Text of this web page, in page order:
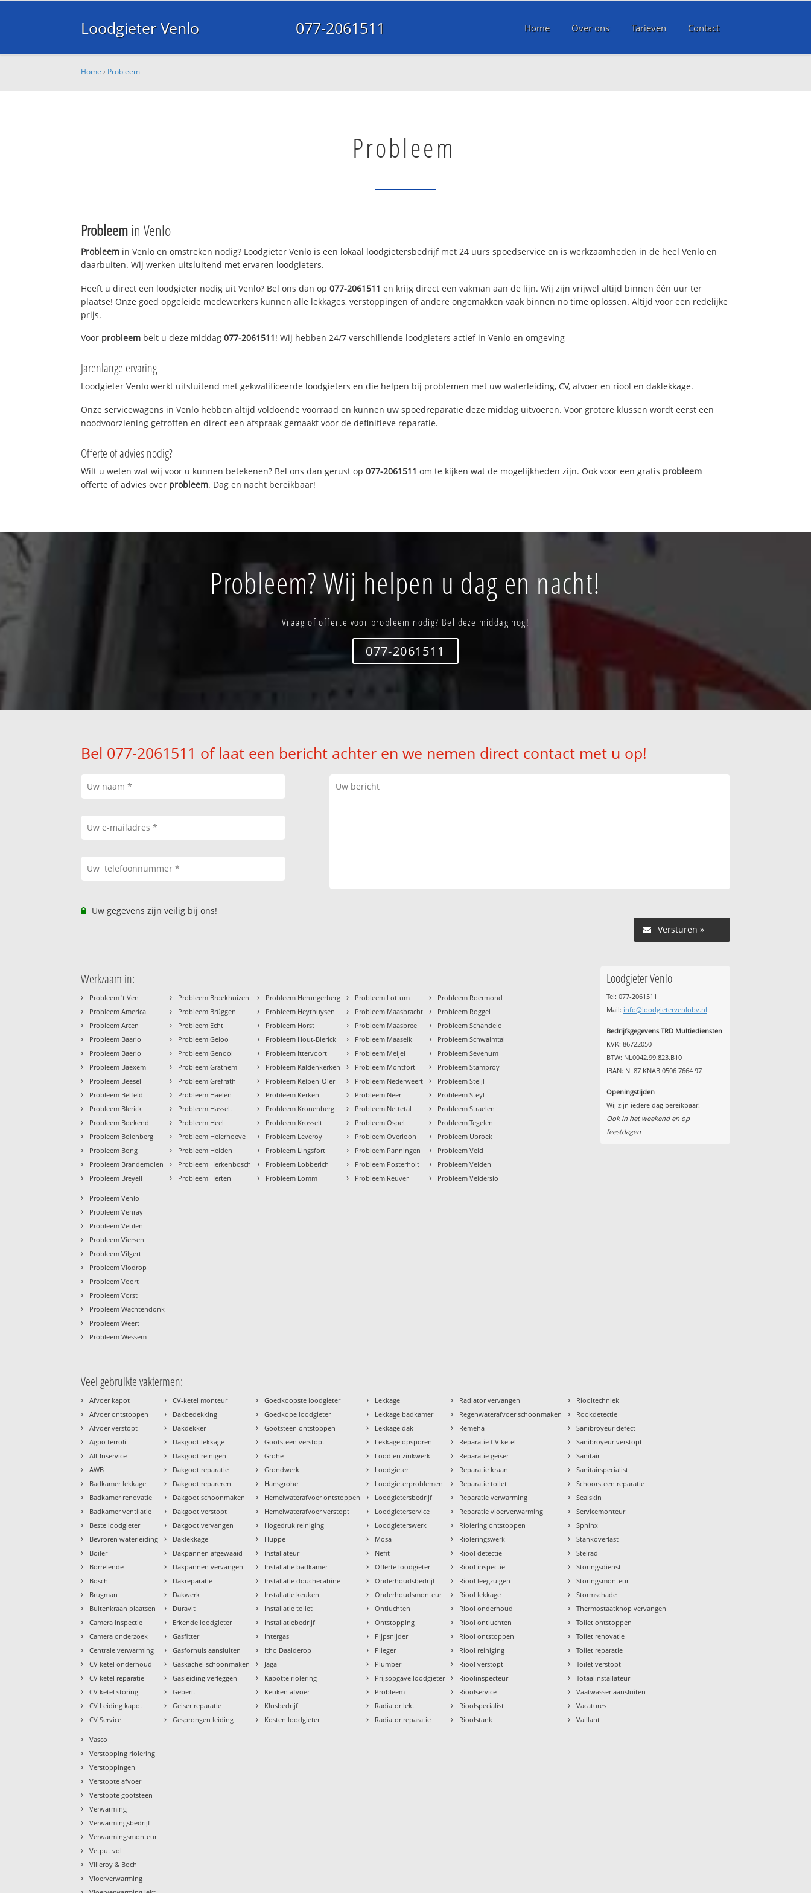
Loodgieter Venlo 077-2061511 Home Over ons Tarieven Contact
Home › Probleem
Probleem
Probleemin Venlo
Probleem in Venlo en omstreken nodig? Loodgieter Venlo is een lokaal loodgietersbedrijf met 24 uurs spoedservice en is werkzaamheden in de heel Venlo en
daarbuiten. Wij werken uitsluitend met ervaren loodgieters.
Heeft u direct een loodgieter nodig uit Venlo? Bel ons dan op077-2061511 en krijg direct een vakman aan de lijn. Wij zijn vrijwel altijd binnen één uur ter
plaatse! Onze goed opgeleide medewerkers kunnen alle lekkages, verstoppingen of andere ongemakken vaak binnen no time oplossen. Altijd voor een redelijke
prijs.
Voor probleem belt u deze middag077-2061511! Wij hebben 24/7 verschillende loodgieters actief in Venlo en omgeving
Jarenlange ervaring
Loodgieter Venlo werkt uitsluitend met gekwalificeerde loodgieters en die helpen bij problemen met uw waterleiding, CV, afvoer en riool en daklekkage.
Onze servicewagens in Venlo hebben altijd voldoende voorraad en kunnen uw spoedreparatie deze middag uitvoeren. Voor grotere klussen wordt eerst een
noodvoorziening getroffen en direct een afspraak gemaakt voor de definitieve reparatie.
Offerte of advies nodig?
Wilt u weten wat wij voor u kunnen betekenen? Bel ons dan gerust op077-2061511 om te kijken wat de mogelijkheden zijn. Ook voor een gratis probleem
offerte of advies over probleem. Dag en nacht bereikbaar!
Probleem? Wij helpen u dag en nacht!
Vraag of offerte voor probleem nodig? Bel deze middag nog!
077-2061511
Bel 077-2061511 of laat een bericht achter en we nemen direct contact met u op!
Uw gegevens zijn veilig bij ons!
Versturen »
Werkzaam in:
› Probleem 't Ven
› Probleem America
› Probleem Arcen
› Probleem Baarlo
› Probleem Baerlo
› Probleem Baexem
› Probleem Beesel
› Probleem Belfeld
› Probleem Blerick
› Probleem Boekend
› Probleem Bolenberg
› Probleem Bong
› Probleem Brandemolen
› Probleem Breyell
› Probleem Broekhuizen
› Probleem Brüggen
› Probleem Echt
› Probleem Geloo
› Probleem Genooi
› Probleem Grathem
› Probleem Grefrath
› Probleem Haelen
› Probleem Hasselt
› Probleem Heel
› Probleem Heierhoeve
› Probleem Helden
› Probleem Herkenbosch
› Probleem Herten
› Probleem Herungerberg
› Probleem Heythuysen
› Probleem Horst
› Probleem Hout-Blerick
› Probleem Ittervoort
› Probleem Kaldenkerken
› Probleem Kelpen-Oler
› Probleem Kerken
› Probleem Kronenberg
› Probleem Krosselt
› Probleem Leveroy
› Probleem Lingsfort
› Probleem Lobberich
› Probleem Lomm
› Probleem Lottum
› Probleem Maasbracht
› Probleem Maasbree
› Probleem Maaseik
› Probleem Meijel
› Probleem Montfort
› Probleem Nederweert
› Probleem Neer
› Probleem Nettetal
› Probleem Ospel
› Probleem Overloon
› Probleem Panningen
› Probleem Posterholt
› Probleem Reuver
› Probleem Roermond
› Probleem Roggel
› Probleem Schandelo
› Probleem Schwalmtal
› Probleem Sevenum
› Probleem Stamproy
› Probleem Steijl
› Probleem Steyl
› Probleem Straelen
› Probleem Tegelen
› Probleem Ubroek
› Probleem Veld
› Probleem Velden
› Probleem Velderslo
› Probleem Venlo
› Probleem Venray
› Probleem Veulen
› Probleem Viersen
› Probleem Vilgert
› Probleem Vlodrop
› Probleem Voort
› Probleem Vorst
› Probleem Wachtendonk
› Probleem Weert
› Probleem Wessem
Loodgieter Venlo
Tel: 077-2061511
Mail: info@loodgietervenlobv.nl
Bedrijfsgegevens TRD Multiediensten
KVK: 86722050
BTW: NL0042.99.823.B10
IBAN: NL87 KNAB 0506 7664 97
Openingstijden
Wij zijn iedere dag bereikbaar!
Ook in het weekend en op
feestdagen
Veel gebruikte vaktermen:
› Afvoer kapot
› Afvoer ontstoppen
› Afvoer verstopt
› Agpo ferroli
› All-Inservice
› AWB
› Badkamer lekkage
› Badkamer renovatie
› Badkamer ventilatie
› Beste loodgieter
› Bevroren waterleiding
› Boiler
› Borrelende
› Bosch
› Brugman
› Buitenkraan plaatsen
› Camera inspectie
› Camera onderzoek
› Centrale verwarming
› CV ketel onderhoud
› CV ketel reparatie
› CV ketel storing
› CV Leiding kapot
› CV Service
› CV-ketel monteur
› Dakbedekking
› Dakdekker
› Dakgoot lekkage
› Dakgoot reinigen
› Dakgoot reparatie
› Dakgoot repareren
› Dakgoot schoonmaken
› Dakgoot verstopt
› Dakgoot vervangen
› Daklekkage
› Dakpannen afgewaaid
› Dakpannen vervangen
› Dakreparatie
› Dakwerk
› Duravit
› Erkende loodgieter
› Gasfitter
› Gasfornuis aansluiten
› Gaskachel schoonmaken
› Gasleiding verleggen
› Geberit
› Geiser reparatie
› Gesprongen leiding
› Goedkoopste loodgieter
› Goedkope loodgieter
› Gootsteen ontstoppen
› Gootsteen verstopt
› Grohe
› Grondwerk
› Hansgrohe
› Hemelwaterafvoer ontstoppen
› Hemelwaterafvoer verstopt
› Hogedruk reiniging
› Huppe
› Installateur
› Installatie badkamer
› Installatie douchecabine
› Installatie keuken
› Installatie toilet
› Installatiebedrijf
› Intergas
› Itho Daalderop
› Jaga
› Kapotte riolering
› Keuken afvoer
› Klusbedrijf
› Kosten loodgieter
› Lekkage
› Lekkage badkamer
› Lekkage dak
› Lekkage opsporen
› Lood en zinkwerk
› Loodgieter
› Loodgieterproblemen
› Loodgietersbedrijf
› Loodgieterservice
› Loodgieterswerk
› Mosa
› Nefit
› Offerte loodgieter
› Onderhoudsbedrijf
› Onderhoudsmonteur
› Ontluchten
› Ontstopping
› Pijpsnijder
› Plieger
› Plumber
› Prijsopgave loodgieter
› Probleem
› Radiator lekt
› Radiator reparatie
› Radiator vervangen
› Regenwaterafvoer schoonmaken
› Remeha
› Reparatie CV ketel
› Reparatie geiser
› Reparatie kraan
› Reparatie toilet
› Reparatie verwarming
› Reparatie vloerverwarming
› Riolering ontstoppen
› Rioleringswerk
› Riool detectie
› Riool inspectie
› Riool leegzuigen
› Riool lekkage
› Riool onderhoud
› Riool ontluchten
› Riool ontstoppen
› Riool reiniging
› Riool verstopt
› Rioolinspecteur
› Rioolservice
› Rioolspecialist
› Rioolstank
› Riooltechniek
› Rookdetectie
› Sanibroyeur defect
› Sanibroyeur verstopt
› Sanitair
› Sanitairspecialist
› Schoorsteen reparatie
› Sealskin
› Servicemonteur
› Sphinx
› Stankoverlast
› Stelrad
› Storingsdienst
› Storingsmonteur
› Stormschade
› Thermostaatknop vervangen
› Toilet ontstoppen
› Toilet renovatie
› Toilet reparatie
› Toilet verstopt
› Totaalinstallateur
› Vaatwasser aansluiten
› Vacatures
› Vaillant
› Vasco
› Verstopping riolering
› Verstoppingen
› Verstopte afvoer
› Verstopte gootsteen
› Verwarming
› Verwarmingsbedrijf
› Verwarmingsmonteur
› Vetput vol
› Villeroy & Boch
› Vloerverwarming